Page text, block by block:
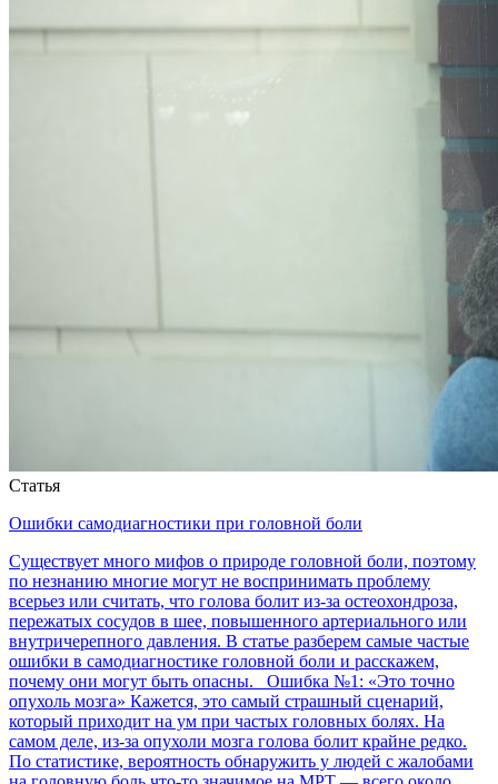
Статья
Ошибки самодиагностики при головной боли
Существует много мифов о природе головной боли, поэтому
по незнанию многие могут не воспринимать проблему
всерьез или считать, что голова болит из-за остеохондроза,
пережатых сосудов в шее, повышенного артериального или
внутричерепного давления. В статье разберем самые частые
ошибки в самодиагностике головной боли и расскажем,
почему они могут быть опасны. Ошибка №1: «Это точно
опухоль мозга» Кажется, это самый страшный сценарий,
который приходит на ум при частых головных болях. На
самом деле, из-за опухоли мозга голова болит крайне редко.
По статистике, вероятность обнаружить у людей с жалобами